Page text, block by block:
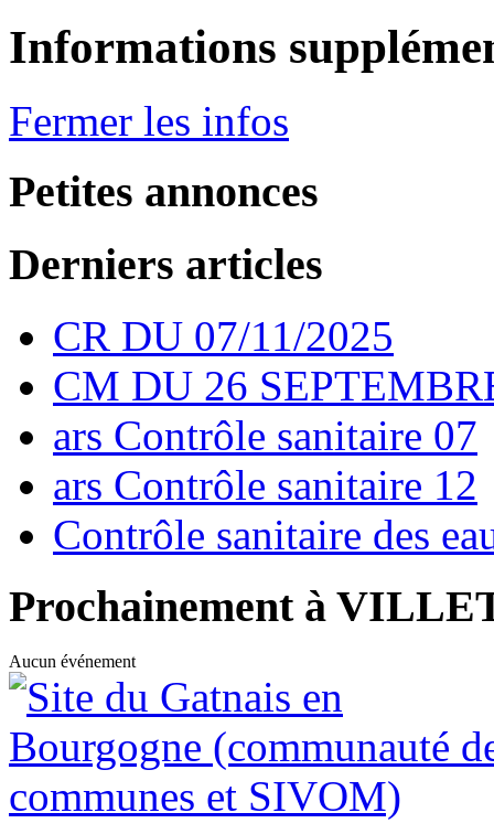
Informations
Fermer les infos
Petites annonces
Derniers articles
CR DU 07/11/2025
CM DU 26
ars Contrôle sanitaire 07
ars Contrôle sanitaire 12
Contrôle sanitaire des
Prochainement à
Aucun événement